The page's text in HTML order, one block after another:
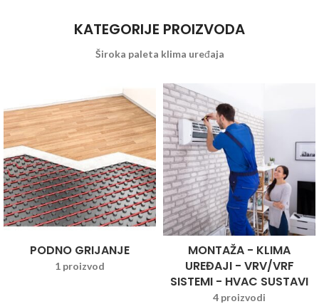
KATEGORIJE PROIZVODA
Široka paleta klima uređaja
PODNO GRIJANJE
1 proizvod
MONTAŽA - KLIMA
UREĐAJI - VRV/VRF
SISTEMI - HVAC SUSTAVI
4 proizvodi